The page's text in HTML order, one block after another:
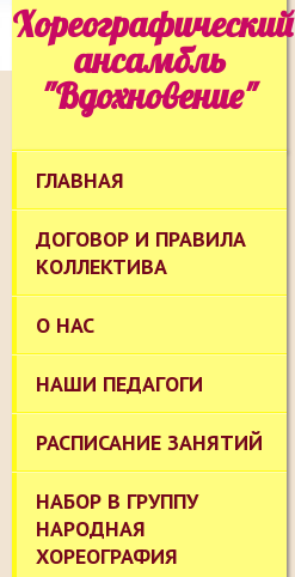
Хореографический
ансамбль
"Вдохновение"
ГЛАВНАЯ
ДОГОВОР И ПРАВИЛА
КОЛЛЕКТИВА
О НАС
НАШИ ПЕДАГОГИ
РАСПИСАНИЕ ЗАНЯТИЙ
НАБОР В ГРУППУ
НАРОДНАЯ
ХОРЕОГРАФИЯ